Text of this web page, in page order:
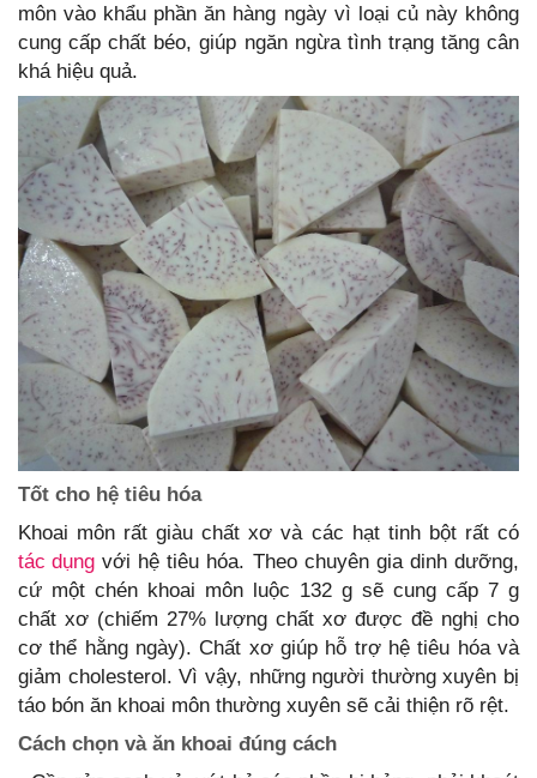
môn vào khẩu phần ăn hàng ngày vì loại củ này không
cung cấp chất béo, giúp ngăn ngừa tình trạng tăng cân
khá hiệu quả.
Tốt cho hệ tiêu hóa
Khoai môn rất giàu chất xơ và các hạt tinh bột rất có
tác dụng với hệ tiêu hóa. Theo chuyên gia dinh dưỡng,
cứ một chén khoai môn luộc 132 g sẽ cung cấp 7 g
chất xơ (chiếm 27% lượng chất xơ được đề nghị cho
cơ thể hằng ngày). Chất xơ giúp hỗ trợ hệ tiêu hóa và
giảm cholesterol. Vì vậy, những người thường xuyên bị
táo bón ăn khoai môn thường xuyên sẽ cải thiện rõ rệt.
Cách chọn và ăn khoai đúng cách